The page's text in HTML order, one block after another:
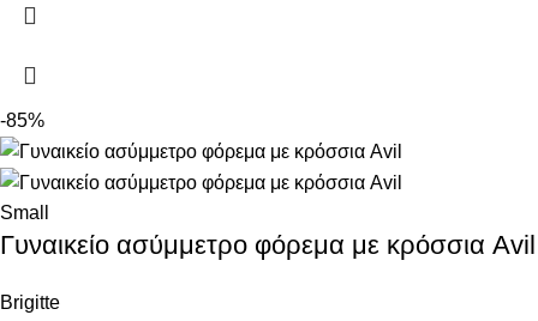
-85%
Small
Γυναικείο ασύμμετρο φόρεμα με κρόσσια Avil
Brigitte